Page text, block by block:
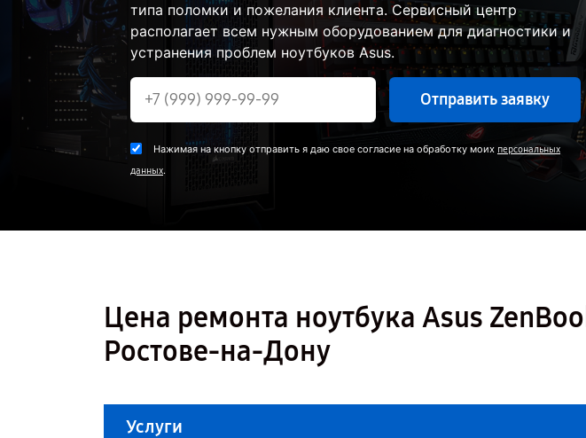
типа поломки и пожелания клиента. Сервисный центр
располагает всем нужным оборудованием для диагностики и
устранения проблем ноутбуков Asus.
Отправить заявку
Нажимая на кнопку отправить я даю свое согласие на обработку моих персональных
данных.
Цена ремонта ноутбука Asus
Ростове-на-Дону
Услуги